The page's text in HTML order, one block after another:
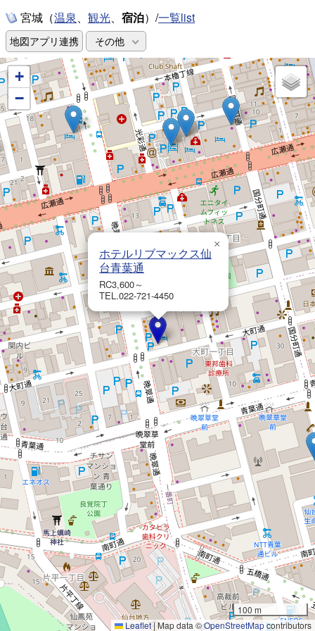
宮城（温泉 、 観光、 宿泊）/一覧list
地図アプリ連携 その他
ホテルリブマックス仙
台青葉通
RC3,600～
TEL.022-721-4450
×
+
−
100 m
Leaflet|Map data ©OpenStreetMapcontributors